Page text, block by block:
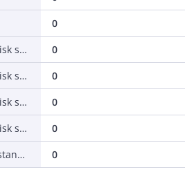
0
Antal uttag Schweizisk standard (Typ 13)
0
Antal uttag Schweizisk standard (Typ 15)
0
Antal uttag Schweizisk standard (Typ 23)
0
Antal uttag Schweizisk standard (Typ 25)
0
Antal uttag Brittisk standard (BS1363)
0